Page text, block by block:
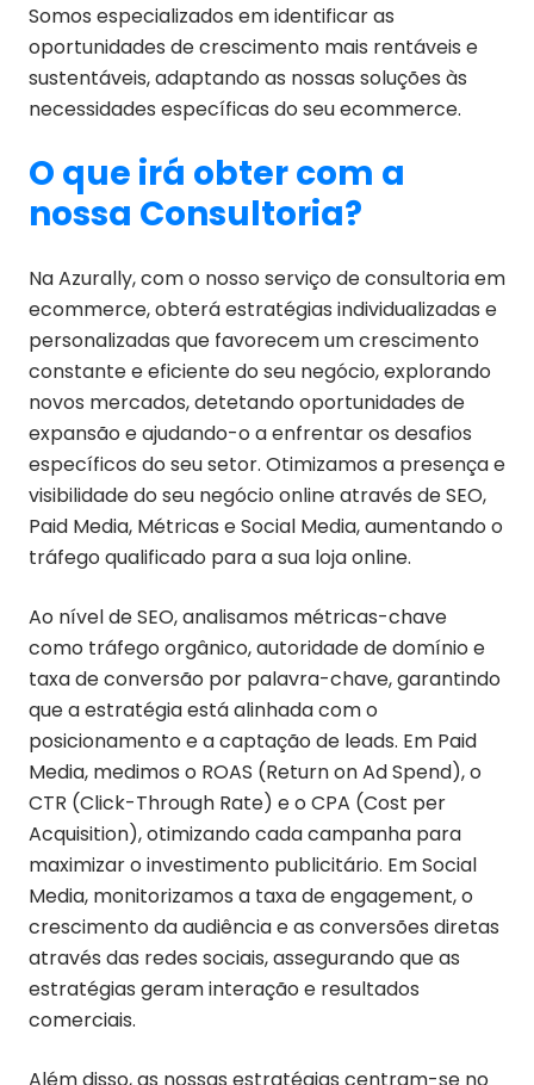
Somos especializados em identificar as
oportunidades de crescimento mais rentáveis e
sustentáveis, adaptando as nossas soluções às
necessidades específicas do seu ecommerce.
O que irá obter com a
nossa Consultoria?
Na Azurally, com o nosso serviço de consultoria em
ecommerce, obterá estratégias individualizadas e
personalizadas que favorecem um crescimento
constante e eficiente do seu negócio, explorando
novos mercados, detetando oportunidades de
expansão e ajudando-o a enfrentar os desafios
específicos do seu setor. Otimizamos a presença e
visibilidade do seu negócio online através de SEO,
Paid Media, Métricas e Social Media, aumentando o
tráfego qualificado para a sua loja online.
Ao nível de SEO, analisamos métricas-chave
como tráfego orgânico, autoridade de domínio e
taxa de conversão por palavra-chave, garantindo
que a estratégia está alinhada com o
posicionamento e a captação de leads. Em Paid
Media, medimos o ROAS (Return on Ad Spend), o
CTR (Click-Through Rate) e o CPA (Cost per
Acquisition), otimizando cada campanha para
maximizar o investimento publicitário. Em Social
Media, monitorizamos a taxa de engagement, o
crescimento da audiência e as conversões diretas
através das redes sociais, assegurando que as
estratégias geram interação e resultados
comerciais.